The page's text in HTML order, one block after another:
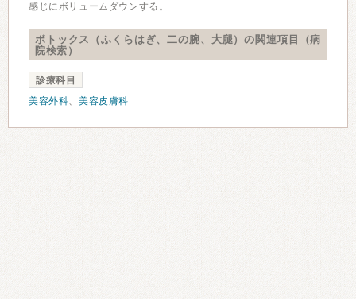
感じにボリュームダウンする。
ボトックス（ふくらはぎ、二の腕、大腿）の関連項目（病
院検索）
診療科目
美容外科、美容皮膚科